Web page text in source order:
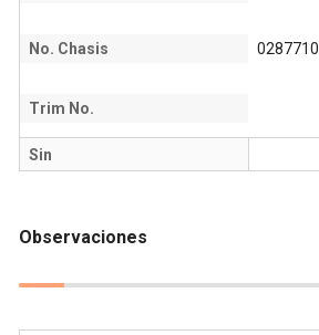
No. Chasis 0287710
Trim No.
Sin
Observaciones